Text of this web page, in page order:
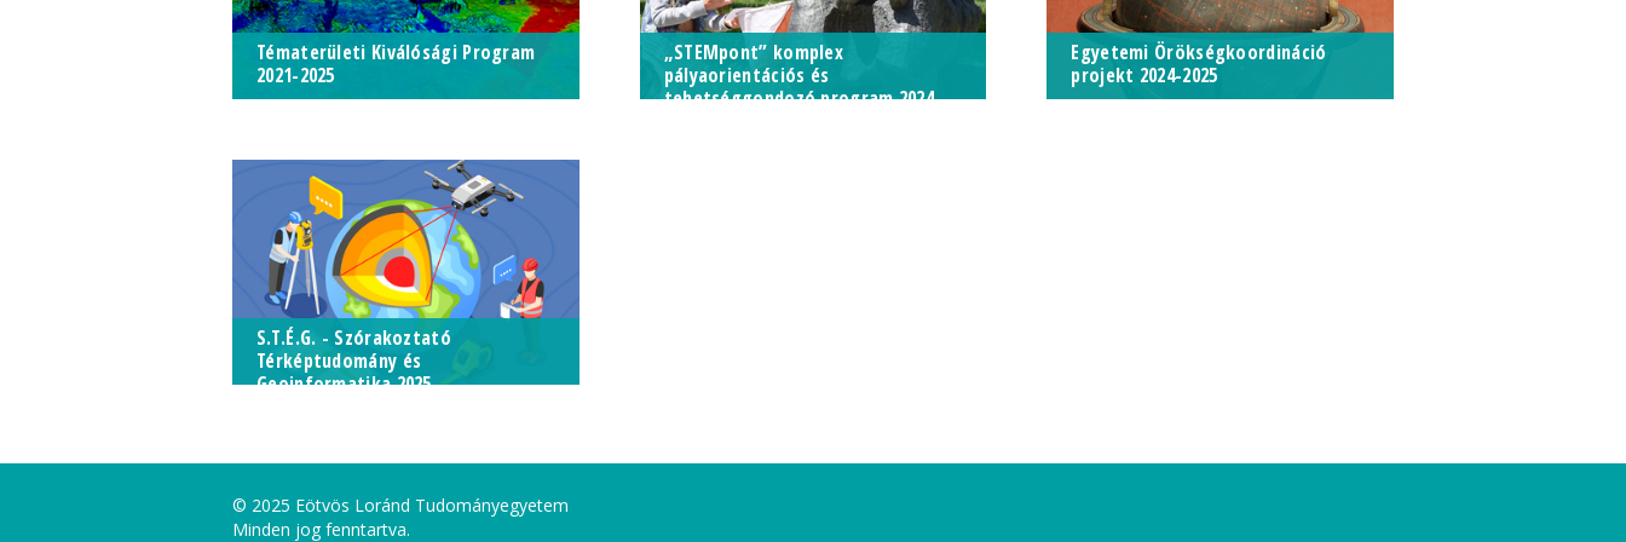
Tématerületi Kiválósági Program
2021-2025
tudásközpont pillér
„STEMpont” komplex
pályaorientációs és
tehetséggondozó program 2024
Egyetemi Örökségkoordináció
projekt 2024-2025
S.T.É.G. - Szórakoztató
Térképtudomány és
Geoinformatika 2025
© 2025 Eötvös Loránd Tudományegyetem
Minden jog fenntartva.